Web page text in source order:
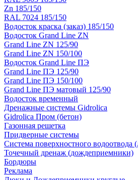
Zn 185/150
RAL 7024 185/150
Водосток краска (заказ) 185/150
Водосток Grand Line ZN
Grand Line ZN 125/90
Grand Line ZN 150/100
Водосток Grand Line ПЭ
Grand Line ПЭ 125/90
Grand Line ПЭ 150/100
Grand Line ПЭ матовый 125/90
Водосток временный
Дренажные системы Gidrolica
Gidrolica Пром (бетон)
Газонная решетка
Придверные системы
Система поверхностного водоотвода
Точечный дренаж (дождеприемники)
Бордюры
Рекламa